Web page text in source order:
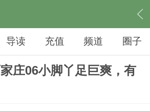
导读 充值 频道 圈子
庄06小脚丫足巨爽，有